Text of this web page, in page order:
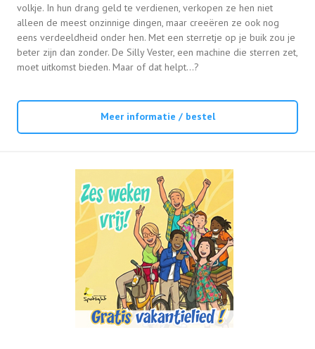
volkje. In hun drang geld te verdienen, verkopen ze hen niet
alleen de meest onzinnige dingen, maar creeëren ze ook nog
eens verdeeldheid onder hen. Met een sterretje op je buik zou je
beter zijn dan zonder. De Silly Vester, een machine die sterren zet,
moet uitkomst bieden. Maar of dat helpt...?
Meer informatie / bestel